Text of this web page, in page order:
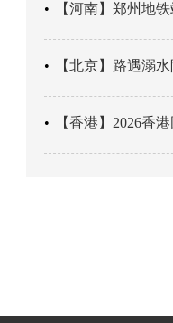
【河南】郑州地铁站变身“
【北京】路遇溺水险
【香港】2026香